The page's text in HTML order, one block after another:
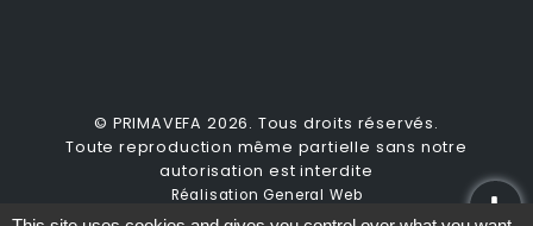
© PRIMAVEFA 2026. Tous droits réservés.
Toute reproduction même partielle sans notre
autorisation est interdite
Réalisation General Web